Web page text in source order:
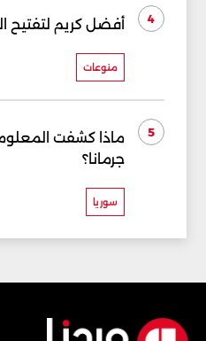
4 أفضل كريم لتفتيح
منوعات
5
ماذا كشفت
جرمانا؟
سوريا